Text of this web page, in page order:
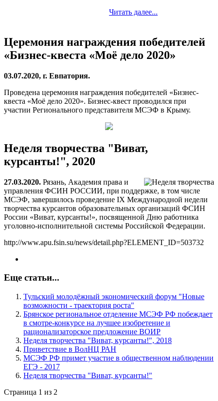
Читать далее...
Церемония награждения победителей
«Бизнес-квеста «Моё дело 2020»
03.07.2020, г. Евпатория.
Проведена церемония награждения победителей «Бизнес-
квеста «Моё дело 2020». Бизнес-квест проводился при
участии Регионального представителя МСЭФ в Крыму.
Неделя творчества "Виват,
курсанты!", 2020
27.03.2020. Рязань, Академия права и
управления ФСИН РОССИИ, при поддержке, в том числе
МСЭФ, завершилось проведение IX Международной недели
творчества курсантов образовательных организаций ФСИН
России «Виват, курсанты!», посвященной Дню работника
уголовно-исполнительной системы Российской Федерации.
http://www.apu.fsin.su/news/detail.php?ELEMENT_ID=503732
Еще статьи...
Тульский молодёжный экономический форум "Новые
возможности - траектория роста"
Брянское региональное отделение МСЭФ РФ побеждает
в смотре-конкурсе на лучшее изобретение и
рационализаторское предложение ВОИР
Неделя творчества "Виват, курсанты!", 2018
Приветствие в ВолНЦ РАН
МСЭФ РФ примет участие в общественном наблюдении
ЕГЭ - 2017
Неделя творчества "Виват, курсанты!"
Страница 1 из 2